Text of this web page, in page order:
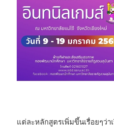
แต่ละหลักสูตรเพิ่มขึ้นเรื่อยๆว่า